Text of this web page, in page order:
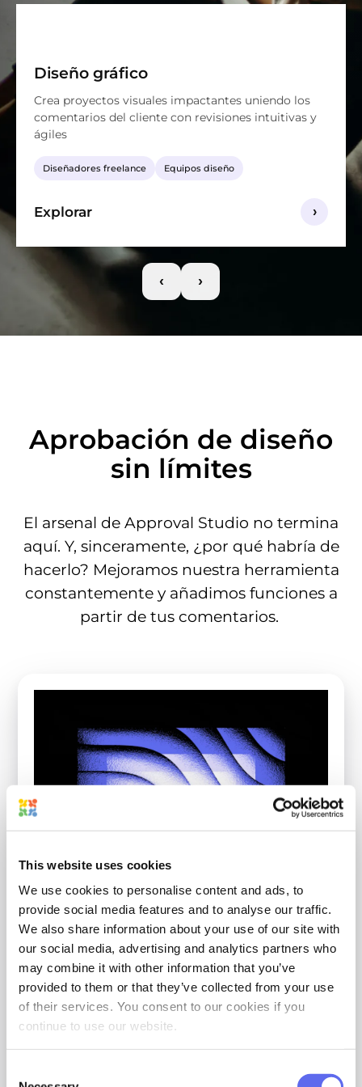
This website uses cookies
We use cookies to personalise content and ads, to
provide social media features and to analyse our traffic.
We also share information about your use of our site with
our social media, advertising and analytics partners who
may combine it with other information that you’ve
provided to them or that they’ve collected from your use
of their services. You consent to our cookies if you
continue to use our website.
Diseño gráfico
Crea proyectos visuales impactantes uniendo los
comentarios del cliente con revisiones intuitivas y
ágiles
Diseñadores freelance Equipos diseño
Explorar ›
‹ ›
Aprobación de diseño
sin límites
El arsenal de Approval Studio no termina
aquí. Y, sinceramente, ¿por qué habría de
hacerlo? Mejoramos nuestra herramienta
constantemente y añadimos funciones a
partir de tus comentarios.
Approval Studio Express
inteligente y sencilla, sin tantas funciones